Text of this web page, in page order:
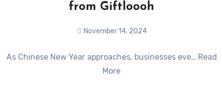
from Giftloooh
November 14, 2024
Comments
As Chinese New Year approaches, businesses eve… Read
More